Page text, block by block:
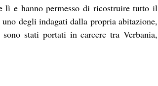
lì e hanno permesso di ricostruire tutto il
degli indagati dalla propria abitazione,
stati portati in carcere tra Verbania,